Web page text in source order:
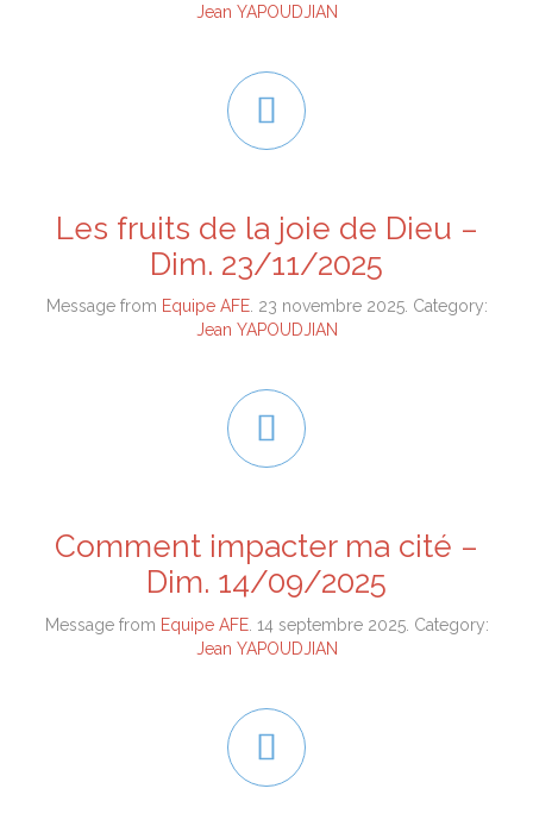
Jean YAPOUDJIAN

Les fruits de la joie de Dieu –
Dim. 23/11/2025
Message from Equipe AFE. 23 novembre 2025. Category:
Jean YAPOUDJIAN

Comment impacter ma cité –
Dim. 14/09/2025
Message from Equipe AFE. 14 septembre 2025. Category:
Jean YAPOUDJIAN
